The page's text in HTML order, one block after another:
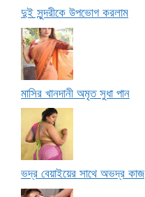
দুই সুন্দরীকে উপভোগ করলাম
মাসির খানদানী অমৃত সুধা পান
ভদ্র বেয়াইয়ের সাথে অভদ্র কাজ